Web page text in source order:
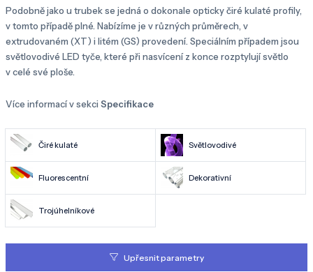
Podobně jako u trubek se jedná o dokonale opticky čiré kulaté profily,
v tomto případě plné. Nabízíme je v různých průměrech, v
extrudovaném (XT) i litém (GS) provedení. Speciálním případem jsou
světlovodivé LED tyče, které při nasvícení z konce rozptylují světlo
v celé své ploše.
Více informací v sekci Specifikace
Čiré kulaté Světlovodivé
Fluorescentní Dekorativní
Trojúhelníkové
Upřesnit parametry